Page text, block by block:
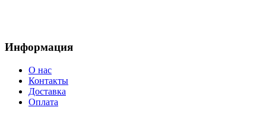
Информация
О нас
Контакты
Доставка
Оплата